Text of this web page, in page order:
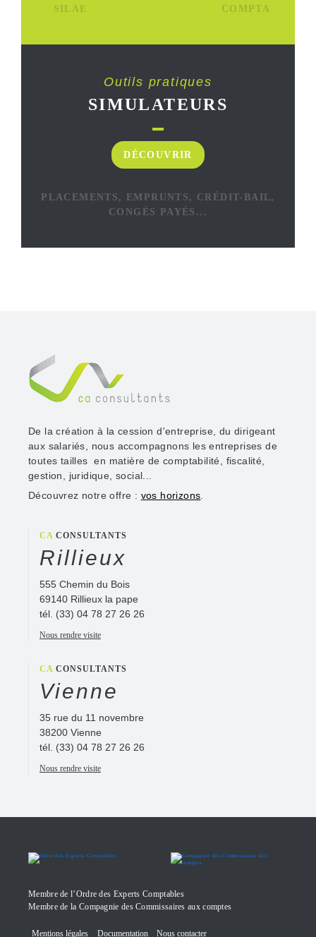
SILAE
COMPTA
Outils pratiques
SIMULATEURS
DÉCOUVRIR
PLACEMENTS, EMPRUNTS, CRÉDIT-BAIL,
CONGÉS PAYÉS...
De la création à la cession d'entreprise, du dirigeant
aux salariés, nous accompagnons les entreprises de
toutes tailles en matière de comptabilité, fiscalité,
gestion, juridique, social...
Découvrez notre offre : vos horizons
CA CONSULTANTS
Rillieux
555 Chemin du Bois
69140 Rillieux la pape
tél. (33) 04 78 27 26 26
Nous rendre visite
CA CONSULTANTS
Vienne
35 rue du 11 novembre
38200 Vienne
tél. (33) 04 78 27 26 26
Nous rendre visite
Membre de l’Ordre des Experts Comptables
Membre de la Compagnie des Commissaires aux comptes
Mentions légales Documentation Nous contacter